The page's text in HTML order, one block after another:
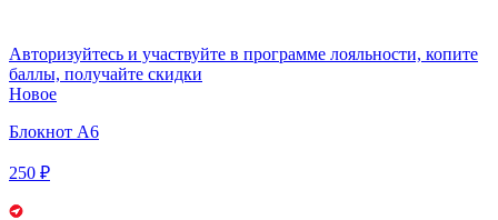
Авторизуйтесь и участвуйте в программе лояльности, копите
баллы, получайте скидки
Новое
Блокнот А6
250 ₽